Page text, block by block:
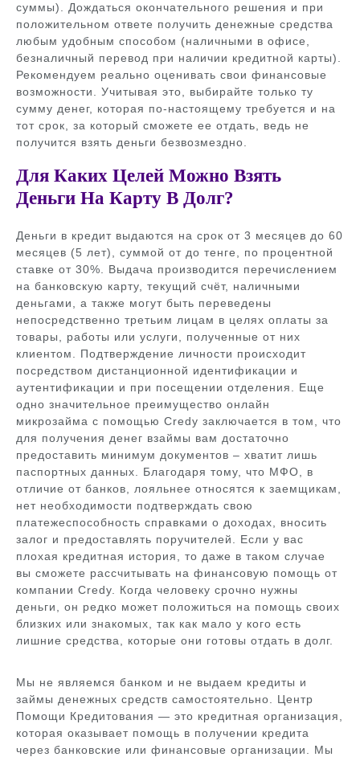
суммы). Дождаться окончательного решения и при
положительном ответе получить денежные средства
любым удобным способом (наличными в офисе,
безналичный перевод при наличии кредитной карты).
Рекомендуем реально оценивать свои финансовые
возможности. Учитывая это, выбирайте только ту
сумму денег, которая по-настоящему требуется и на
тот срок, за который сможете ее отдать, ведь не
получится взять деньги безвозмездно.
Для Каких Целей Можно Взять
Деньги На Карту В Долг?
Деньги в кредит выдаются на срок от 3 месяцев до 60
месяцев (5 лет), суммой от до тенге, по процентной
ставке от 30%. Выдача производится перечислением
на банковскую карту, текущий счёт, наличными
деньгами, а также могут быть переведены
непосредственно третьим лицам в целях оплаты за
товары, работы или услуги, полученные от них
клиентом. Подтверждение личности происходит
посредством дистанционной идентификации и
аутентификации и при посещении отделения. Еще
одно значительное преимущество онлайн
микрозайма с помощью Credy заключается в том, что
для получения денег взаймы вам достаточно
предоставить минимум документов – хватит лишь
паспортных данных. Благодаря тому, что МФО, в
отличие от банков, лояльнее относятся к заемщикам,
нет необходимости подтверждать свою
платежеспособность справками о доходах, вносить
залог и предоставлять поручителей. Если у вас
плохая кредитная история, то даже в таком случае
вы сможете рассчитывать на финансовую помощь от
компании Credy. Когда человеку срочно нужны
деньги, он редко может положиться на помощь своих
близких или знакомых, так как мало у кого есть
лишние средства, которые они готовы отдать в долг.
Мы не являемся банком и не выдаем кредиты и
займы денежных средств самостоятельно. Центр
Помощи Кредитования — это кредитная организация,
которая оказывает помощь в получении кредита
через банковские или финансовые организации. Мы